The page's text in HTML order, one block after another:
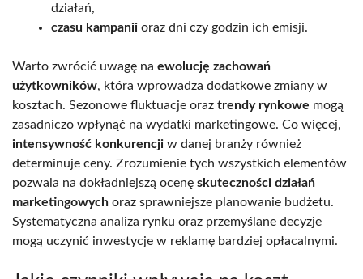
działań,
czasu kampanii oraz dni czy godzin ich emisji.
Warto zwrócić uwagę na ewolucję zachowań
użytkowników, która wprowadza dodatkowe zmiany w
kosztach. Sezonowe fluktuacje oraz trendy rynkowe mogą
zasadniczo wpłynąć na wydatki marketingowe. Co więcej,
intensywność konkurencji w danej branży również
determinuje ceny. Zrozumienie tych wszystkich elementów
pozwala na dokładniejszą ocenę skuteczności działań
marketingowych oraz sprawniejsze planowanie budżetu.
Systematyczna analiza rynku oraz przemyślane decyzje
mogą uczynić inwestycje w reklamę bardziej opłacalnymi.